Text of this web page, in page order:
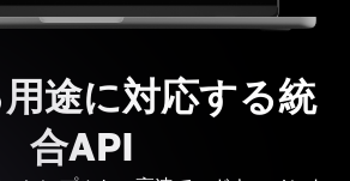
途に対応する統
合API